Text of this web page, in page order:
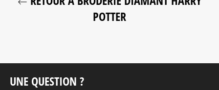
POTTER
UNE QUESTION ?